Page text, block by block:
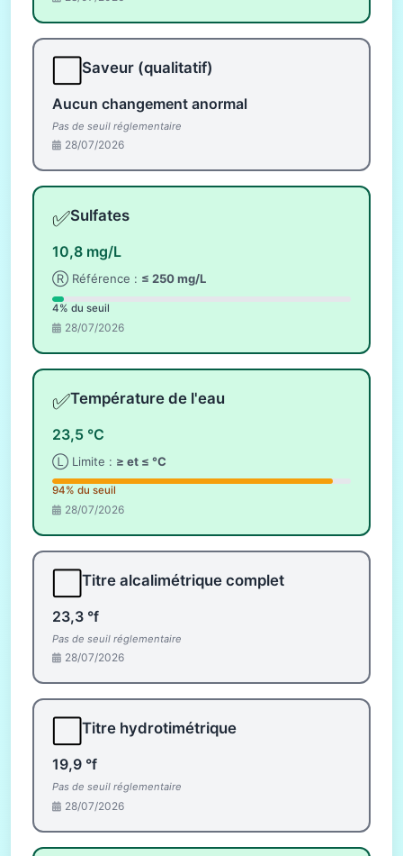
Saveur (qualitatif)
Aucun changement anormal
Pas de seuil réglementaire
28/07/2026
✅Sulfates
10,8 mg/L
Ⓡ Référence : ≤ 250 mg/L
4% du seuil
28/07/2026
✅Température de l'eau
23,5 °C
Ⓛ Limite : ≥ et ≤ °C
94% du seuil
28/07/2026
Titre alcalimétrique complet
23,3 °f
Pas de seuil réglementaire
28/07/2026
Titre hydrotimétrique
19,9 °f
Pas de seuil réglementaire
28/07/2026